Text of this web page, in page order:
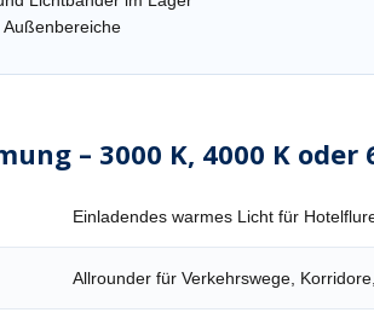
– 3000 K, 4000 K oder
Einladendes warmes Licht für
Allrounder für Verkehrswege,